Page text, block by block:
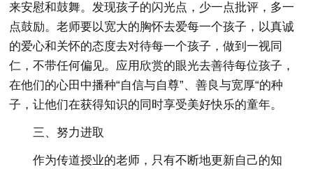
来安慰和鼓舞。发现孩子的闪光点，少一点批评，多一
点鼓励。老师要以宽大的胸怀去爱每一个孩子，以真诚
的爱心和关怀的态度去对待每一个孩子，做到一视同
仁，不带任何偏见。应用欣赏的眼光去善待每位孩子，
在他们的心田中播种“自信与自尊”、善良与宽厚“的种
子，让他们在获得知识的同时享受美好快乐的童年。
三、努力进取
作为传道授业的老师，只有不断地更新自己的知